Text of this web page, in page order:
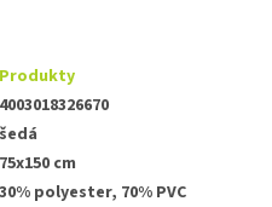
Produkty
4003018326670
šedá
75x150 cm
30% polyester, 70% PVC